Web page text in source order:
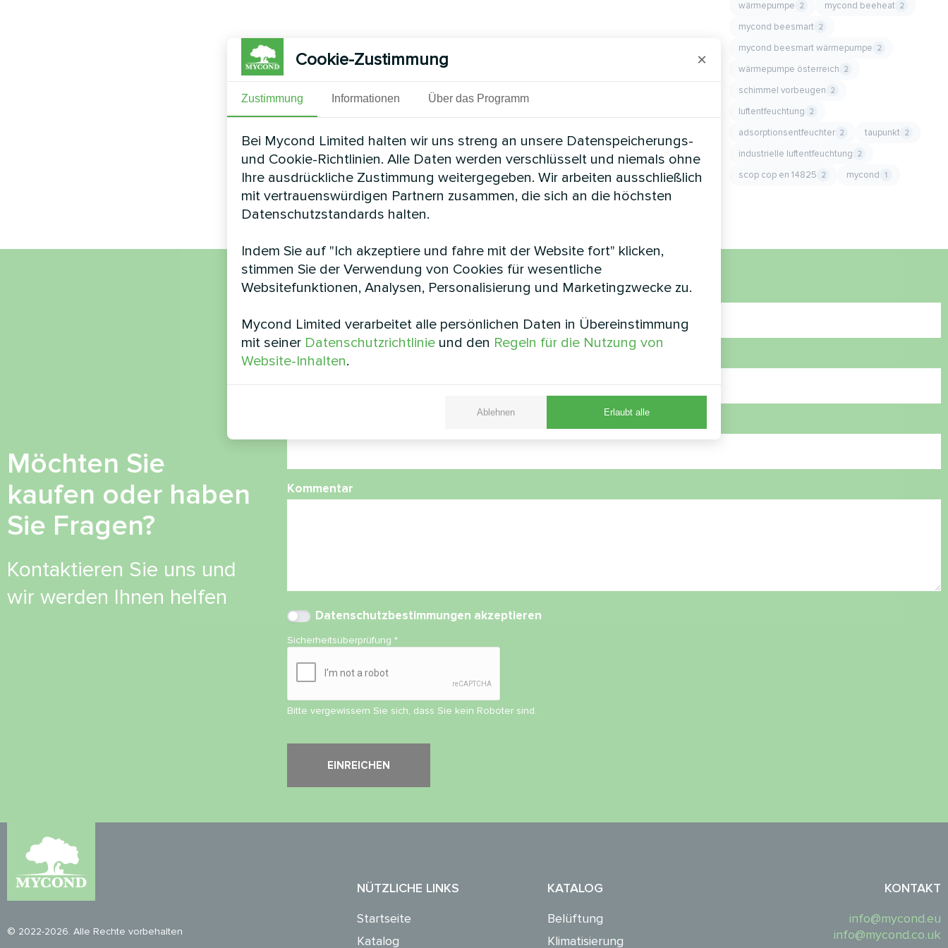
wärmepumpe 2 mycond beeheat 2
mycond beesmart 2
mycond beesmart wärmepumpe 2
wärmepumpe österreich 2
schimmel vorbeugen 2
luftentfeuchtung 2
adsorptionsentfeuchter 2 taupunkt 2
industrielle luftentfeuchtung 2
scop cop en 14825 2 mycond 1
Möchten Sie
kaufen oder haben
Sie Fragen?
Kontaktieren Sie uns und
wir werden Ihnen helfen
Name
Rufnummer
Kommentar
Datenschutzbestimmungen akzeptieren
Sicherheitsüberprüfung*
Bitte vergewissern Sie sich, dass Sie kein Roboter sind.
© 2022-2026. Alle Rechte vorbehalten
NÜTZLICHE LINKS
Startseite
Katalog
KATALOG
Belüftung
Klimatisierung
KONTAKT
info@mycond.eu
info@mycond.co.uk
Cookie-Zustimmung ×
Zustimmung Informationen Über das Programm
Bei Mycond Limited halten wir uns streng an unsere Datenspeicherungs-
und Cookie-Richtlinien. Alle Daten werden verschlüsselt und niemals ohne
Ihre ausdrückliche Zustimmung weitergegeben. Wir arbeiten ausschließlich
mit vertrauenswürdigen Partnern zusammen, die sich an die höchsten
Datenschutzstandards halten.
Indem Sie auf "Ich akzeptiere und fahre mit der Website fort" klicken,
stimmen Sie der Verwendung von Cookies für wesentliche
Websitefunktionen, Analysen, Personalisierung und Marketingzwecke zu.
Mycond Limited verarbeitet alle persönlichen Daten in Übereinstimmung
mit seiner Datenschutzrichtlinie und den Regeln für die Nutzung von
Website-Inhalten.
Ablehnen Erlaubt alle